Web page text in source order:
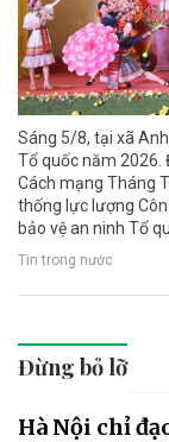
Sáng 5/8, tại xã
Tổ quốc năm 2026.
Cách mạng Tháng
thống lực lượng
bảo vệ an ninh Tổ
Tin trong nước
Đừng bỏ lỡ
Hà Nội chỉ